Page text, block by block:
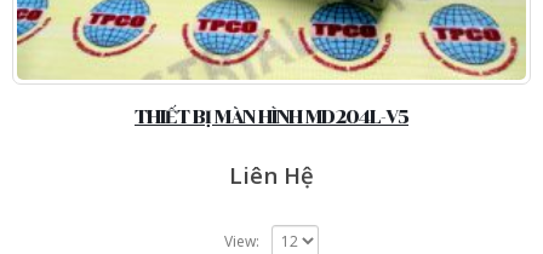
THIẾT BỊ MÀN HÌNH MD204L-V5
Liên Hệ
View: